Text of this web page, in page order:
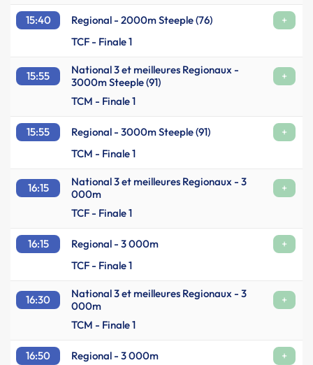
15:40 Regional - 2000m Steeple (76)
+
TCF - Finale 1
15:55
National 3 et meilleures Regionaux -
3000m Steeple (91)
+
TCM - Finale 1
15:55 Regional - 3000m Steeple (91)
+
TCM - Finale 1
16:15
National 3 et meilleures Regionaux - 3
000m
+
TCF - Finale 1
16:15 Regional - 3 000m
+
TCF - Finale 1
16:30
National 3 et meilleures Regionaux - 3
000m
+
TCM - Finale 1
16:50 Regional - 3 000m
+